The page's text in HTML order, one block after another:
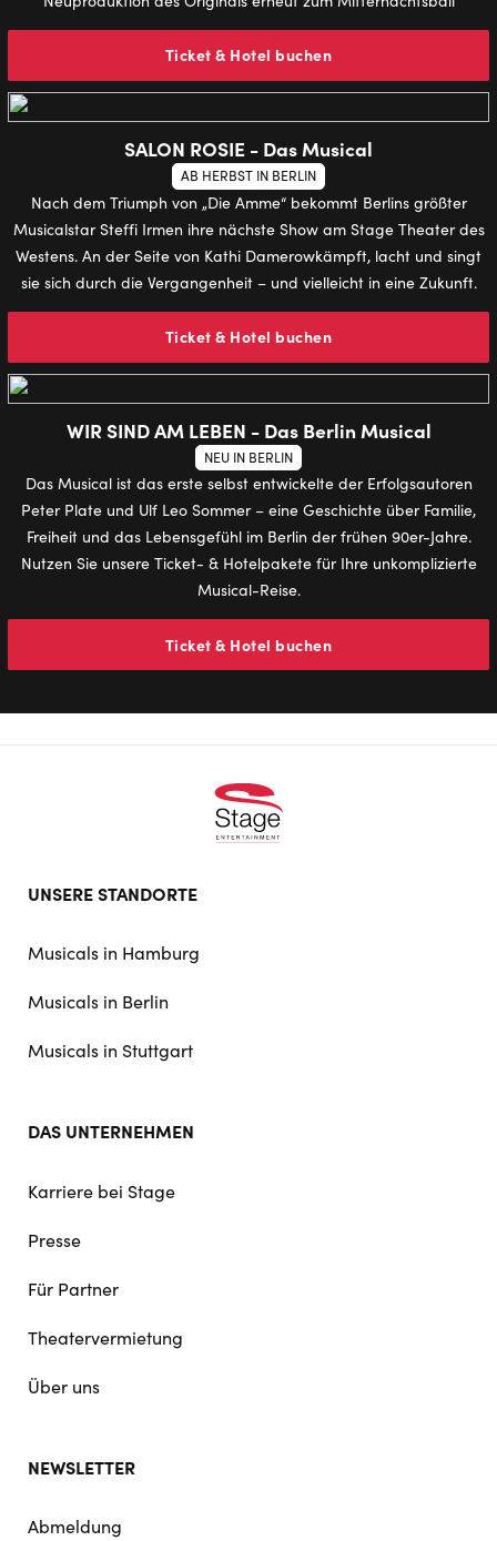
Ticket & Hotel buchen
SALON ROSIE - Das Musical
AB HERBST IN BERLIN
Nach dem Triumph von „Die Amme“ bekommt Berlins größter
Musicalstar Steffi Irmen ihre nächste Show am Stage Theater des
Westens. An der Seite von Kathi Damerowkämpft, lacht und singt
sie sich durch die Vergangenheit – und vielleicht in eine Zukunft.
Ticket & Hotel buchen
WIR SIND AM LEBEN - Das Berlin Musical
NEU IN BERLIN
Das Musical ist das erste selbst entwickelte der Erfolgsautoren
Peter Plate und Ulf Leo Sommer – eine Geschichte über Familie,
Freiheit und das Lebensgefühl im Berlin der frühen 90er-Jahre.
Nutzen Sie unsere Ticket- & Hotelpakete für Ihre unkomplizierte
Musical-Reise.
Ticket & Hotel buchen
doormat
UNSERE STANDORTE
Musicals in Hamburg
Musicals in Berlin
Musicals in Stuttgart
DAS UNTERNEHMEN
Karriere bei Stage
Presse
Für Partner
Theatervermietung
Über uns
NEWSLETTER
Abmeldung